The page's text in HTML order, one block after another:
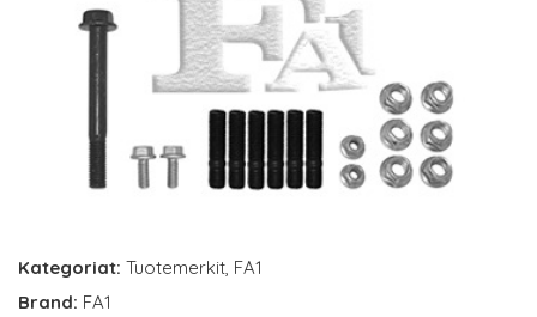
Kategoriat: Tuotemerkit, FA1
Brand: FA1